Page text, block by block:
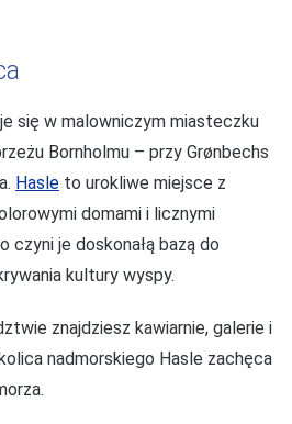
się w malowniczym miasteczku
Bornholmu – przy Grønbechs
Hasle to urokliwe miejsce z
domami i licznymi
czyni je doskonałą bazą do
kultury wyspy.
znajdziesz kawiarnie, galerie i
nadmorskiego Hasle zachęca